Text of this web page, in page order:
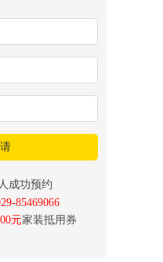
人成功预约
85469066
元家装抵用券